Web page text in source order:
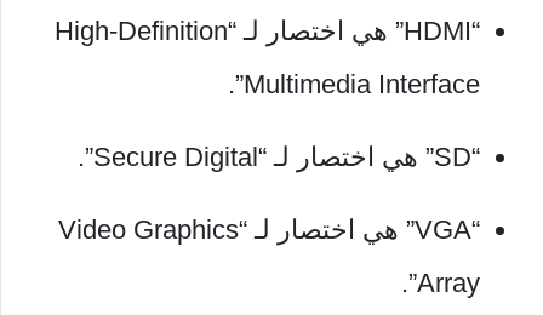
“HDMI” هي اختصار لـ “High-Definition
Multimedia Interface”.
“SD” هي اختصار لـ “Secure Digital”.
“VGA” هي اختصار لـ “Video Graphics
Array”.